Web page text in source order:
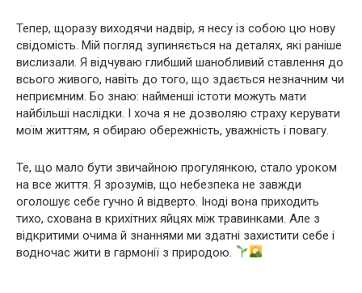
Тепер, щоразу виходячи надвір, я несу із собою цю нову
свідомість. Мій погляд зупиняється на деталях, які раніше
вислизали. Я відчуваю глибший шанобливий ставлення до
всього живого, навіть до того, що здається незначним чи
неприємним. Бо знаю: найменші істоти можуть мати
найбільші наслідки. І хоча я не дозволяю страху керувати
моїм життям, я обираю обережність, уважність і повагу.
Те, що мало бути звичайною прогулянкою, стало уроком
на все життя. Я зрозумів, що небезпека не завжди
оголошує себе гучно й відверто. Іноді вона приходить
тихо, схована в крихітних яйцях між травинками. Але з
відкритими очима й знаннями ми здатні захистити себе і
водночас жити в гармонії з природою.